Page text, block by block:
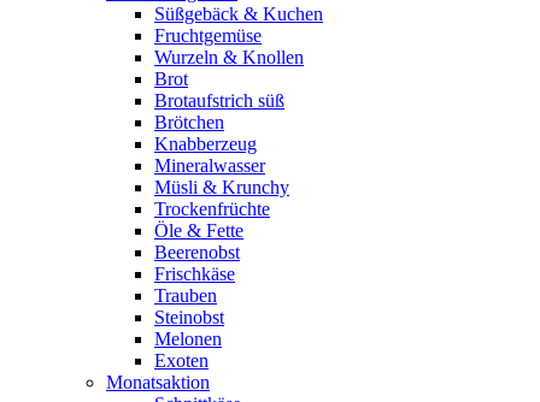
Süßgebäck & Kuchen
Fruchtgemüse
Wurzeln & Knollen
Brot
Brotaufstrich süß
Brötchen
Knabberzeug
Mineralwasser
Müsli & Krunchy
Trockenfrüchte
Öle & Fette
Beerenobst
Frischkäse
Trauben
Steinobst
Melonen
Exoten
Monatsaktion